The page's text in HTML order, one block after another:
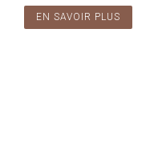
EN SAVOIR PLUS